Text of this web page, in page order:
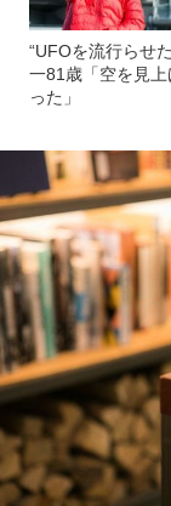
“UFOを流行らせ
一81歳「空を見
った」